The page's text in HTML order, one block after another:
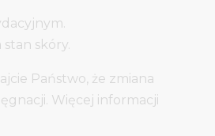
skóry.
Państwo, że zmiana
Więcej informacji